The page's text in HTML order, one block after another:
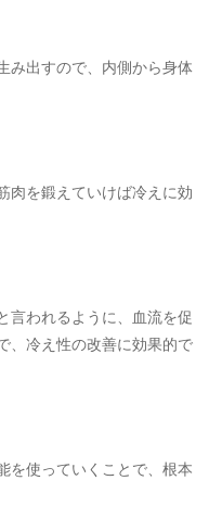
み出すので、内側から身体
肉を鍛えていけば冷えに効
言われるように、血流を促
、冷え性の改善に効果的で
を使っていくことで、根本